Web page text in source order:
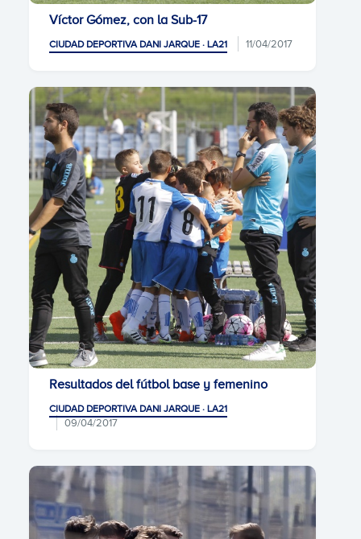
Víctor Gómez, con la Sub-17
CIUDAD DEPORTIVA DANI JARQUE · LA21 11/04/2017
Resultados del fútbol base y femenino
CIUDAD DEPORTIVA DANI JARQUE · LA21
09/04/2017